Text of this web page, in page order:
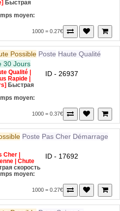
moyen:
Possible Poste Haute Qualité
30 Jours
Qualité |
Rapide |
Быстрая
moyen:
Poste Pas Cher Démarrage
|
| Chute
скорость
moyen:
Possible Page Suivante